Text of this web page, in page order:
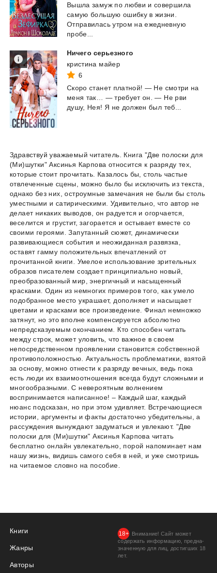
Вышла замуж по любви и совершила
самую большую ошибку в жизни.
Отправилась утром на ежедневную
пробе...
Ничего серьезного
кристина майер
6
Скоро станет платной! — Не смотри на
меня так… — требует он. — Не рви
душу, Нея! Я не должен был теб...
Здравствуй уважаемый читатель. Книга "Две полоски для
(Ми)шутки" Аксинья Карпова относится к разряду тех,
которые стоит прочитать. Казалось бы, столь частые
отвлеченные сцены, можно было бы исключить из текста,
однако без них, остроумные замечания не были бы столь
уместными и сатирическими. Удивительно, что автор не
делает никаких выводов, он радуется и огорчается,
веселится и грустит, загорается и остывает вместе со
своими героями. Запутанный сюжет, динамически
развивающиеся события и неожиданная развязка,
оставят гамму положительных впечатлений от
прочитанной книги. Умелое использование зрительных
образов писателем создает принципиально новый,
преобразованный мир, энергичный и насыщенный
красками. Один из немногих примеров того, как умело
подобранное место украшает, дополняет и насыщает
цветами и красками все произведение. Финал немножко
затянут, но это вполне компенсируется абсолютно
непредсказуемым окончанием. Кто способен читать
между строк, может уловить, что важное в своем
непосредственном проявлении становится собственной
противоположностью. Актуальность проблематики, взятой
за основу, можно отнести к разряду вечных, ведь пока
есть люди их взаимоотношения всегда будут сложными и
многообразными. С невероятным волнением
воспринимается написанное! – Каждый шаг, каждый
нюанс подсказан, но при этом удивляет. Встречающиеся
истории, аргументы и факты достаточно убедительны, а
рассуждения вынуждают задуматься и увлекают. "Две
полоски для (Ми)шутки" Аксинья Карпова читать
бесплатно онлайн увлекательно, порой напоминает нам
нашу жизнь, видишь самого себя в ней, и уже смотришь
на читаемое словно на пособие.
Книги
Жанры
Авторы
Внимание! Сайт может
содержать информацию, предна­
значенную для лиц, дости­гших 18
лет.